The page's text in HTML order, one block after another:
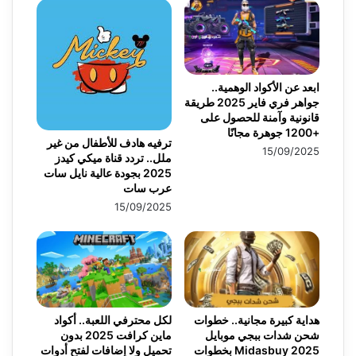
ترفيه هادف للأطفال من غير
ملل.. تردد قناة ميكي كيدز
2025 بجودة عالية نايل سات
عرب سات
15/09/2025
ابعد عن الأكواد الوهمية..
جواهر فري فاير 2025 طريقة
قانونية وآمنة للحصول على
+1200 جوهرة مجانًا
15/09/2025
لكل محترفي اللعبة.. أكواد
ماين كرافت 2025 بدون
تحميل ولا إضافات لفتح أدوات
هداية كبيرة مجانية.. خطوات
شحن شدات ببجي موبايل
2025 Midasbuy بخطوات